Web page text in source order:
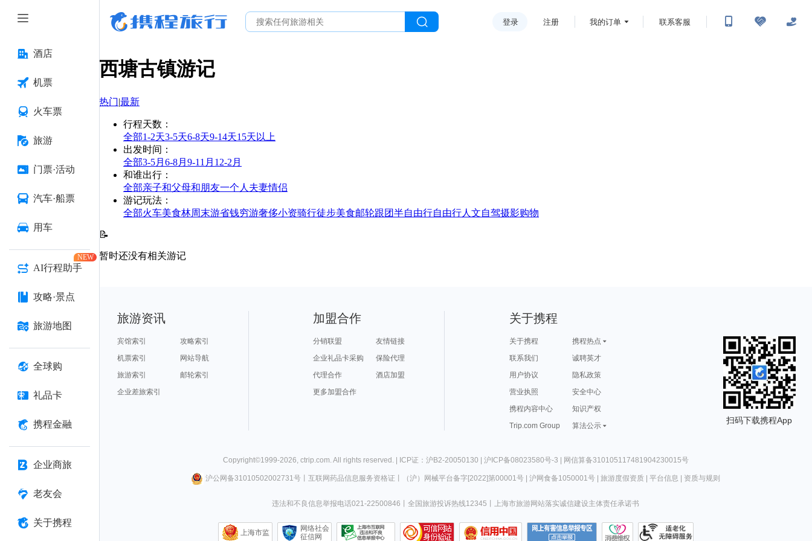
酒店
机票
火车票
旅游
门票·活动
汽车·船票
用车
AI行程助手
NEW
攻略·景点
旅游地图
全球购
礼品卡
携程金融
企业商旅
老友会
关于携程
登录 注册 我的订单 联系客服
西塘古镇游记
热门|最新
行程天数 ：
全部1-2天3-5天6-8天9-14天15天以上
出发时间 ：
全部3-5月 6-8月 9-11月 12-2月
和谁出行 ：
全部亲子和父母和朋友一个人 夫妻情侣
游记玩法 ：
全部火车美食林周末游省钱穷游奢侈小资骑行徒步美食邮轮跟团半自由行自由行人文自驾摄影购物
📝
暂时还没有相关游记
旅游资讯
宾馆索引
攻略索引
机票索引
网站导航
旅游索引
邮轮索引
企业差旅索引
加盟合作
分销联盟
友情链接
企业礼品卡采购
保险代理
代理合作
酒店加盟
更多加盟合作
关于携程
关于携程
携程热点
联系我们
诚聘英才
用户协议
隐私政策
营业执照
安全中心
携程内容中心
知识产权
Trip.com Group
算法公示
扫码下载携程App
Copyright©1999-2026, ctrip.com. All rights reserved. | ICP证：沪B2-20050130 | 沪ICP备08023580号-3 | 网信算备310105117481904230015号
沪公网备31010502002731号丨 互联网药品信息服务资格证 （沪）网械平台备字[2022]第00001号| 沪网食备1050001号| 旅游度假资质| 平台信息 资质与规则
违法和不良信息举报电话021-22500846 全国旅游投诉热线12345 上海市旅游网站落实诚信建设主体责任承诺书
上海市监
网络社会
征信网